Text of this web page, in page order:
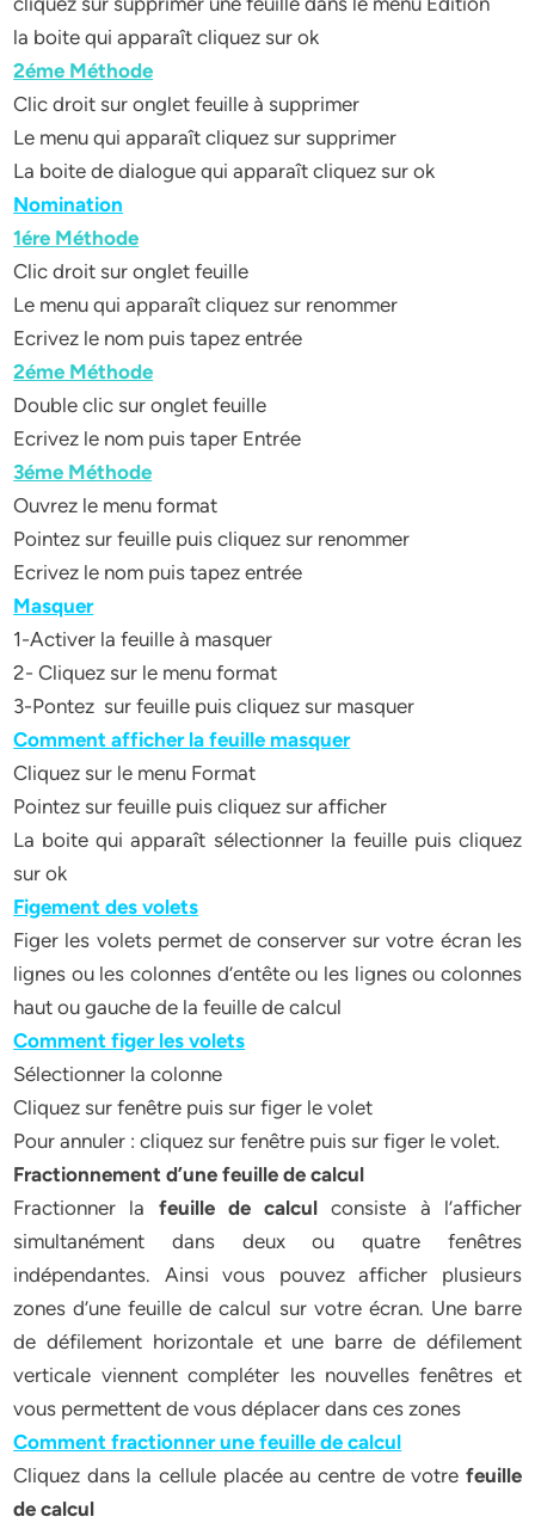
la boite qui apparaît cliquez sur ok
2éme Méthode
Clic droit sur onglet feuille à supprimer
Le menu qui apparaît cliquez sur supprimer
La boite de dialogue qui apparaît cliquez sur ok
Nomination
1ére Méthode
Clic droit sur onglet feuille
Le menu qui apparaît cliquez sur renommer
Ecrivez le nom puis tapez entrée
2éme Méthode
Double clic sur onglet feuille
Ecrivez le nom puis taper Entrée
3éme Méthode
Ouvrez le menu format
Pointez sur feuille puis cliquez sur renommer
Ecrivez le nom puis tapez entrée
Masquer
1-Activer la feuille à masquer
2- Cliquez sur le menu format
3-Pontez sur feuille puis cliquez sur masquer
Comment afficher la feuille masquer
Cliquez sur le menu Format
Pointez sur feuille puis cliquez sur afficher
La boite qui apparaît sélectionner la feuille puis cliquez
sur ok
Figement des volets
Figer les volets permet de conserver sur votre écran les
lignes ou les colonnes d’entête ou les lignes ou colonnes
haut ou gauche de la feuille de calcul
Comment figer les volets
Sélectionner la colonne
Cliquez sur fenêtre puis sur figer le volet
Pour annuler : cliquez sur fenêtre puis sur figer le volet.
Fractionnement d’une feuille de calcul
Fractionner la feuille de calcul consiste à l’afficher
simultanément dans deux ou quatre fenêtres
indépendantes. Ainsi vous pouvez afficher plusieurs
zones d’une feuille de calcul sur votre écran. Une barre
de défilement horizontale et une barre de défilement
verticale viennent compléter les nouvelles fenêtres et
vous permettent de vous déplacer dans ces zones
Comment fractionner une feuille de calcul
Cliquez dans la cellule placée au centre de votre feuille
de calcul